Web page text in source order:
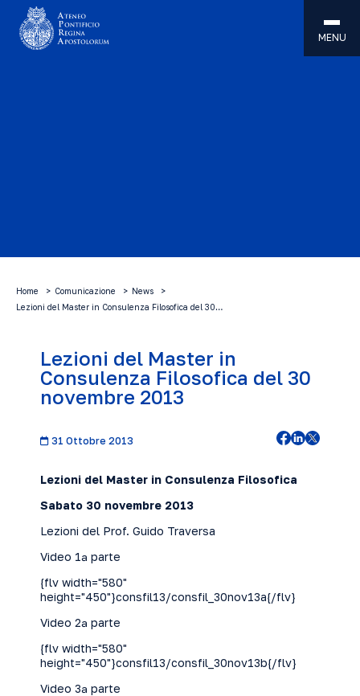
MENU
Home Comunicazione
News
Lezioni del Master in Consulenza Filosofica del 30…
Lezioni del Master in
Consulenza Filosofica del 30
novembre 2013
31 Ottobre 2013
Lezioni del Master in Consulenza Filosofica
Sabato 30 novembre 2013
Lezioni del Prof. Guido Traversa
Video 1ª parte
{flv width="580"
height="450"}consfil13/consfil_30nov13a{/flv}
Video 2ª parte
{flv width="580"
height="450"}consfil13/consfil_30nov13b{/flv}
Video 3ª parte